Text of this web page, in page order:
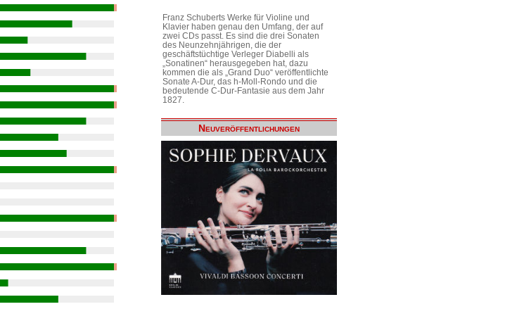
Franz Schuberts Werke für Violine und
Klavier haben genau den Umfang, der auf
zwei CDs passt. Es sind die drei Sonaten
des Neunzehnjährigen, die der
geschäftstüchtige Verleger Diabelli als
„Sonatinen“ herausgegeben hat, dazu
kommen die als „Grand Duo“ veröffentlichte
Sonate A-Dur, das h-Moll-Rondo und die
bedeutende C-Dur-Fantasie aus dem Jahr
1827.
Neuveröffentlichungen